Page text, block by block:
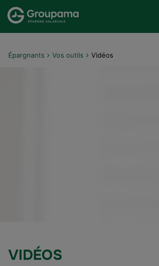
Aller au menu
Aller au contenu
Épargnants Vos outils Vidéos
VIDÉOS